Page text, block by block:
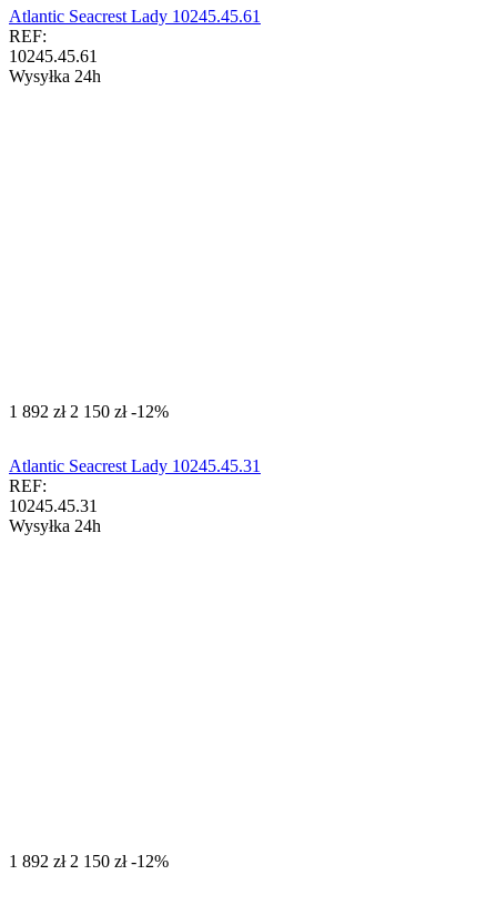
Atlantic Seacrest Lady 10245.45.61
REF:
10245.45.61
Wysyłka 24h
‍1 892‍ zł ‍2 150‍ zł -12%
Atlantic Seacrest Lady 10245.45.31
REF:
10245.45.31
Wysyłka 24h
‍1 892‍ zł ‍2 150‍ zł -12%